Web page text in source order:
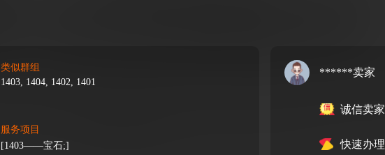
类似群组
1403, 1404, 1402, 1401
服务项目
[1403——宝石;]
******卖家
诚信卖家
快速办理